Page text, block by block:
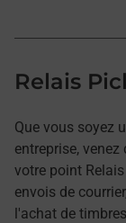
Relais
Que vous soyez
entreprise,
votre point
envois de
l'achat de